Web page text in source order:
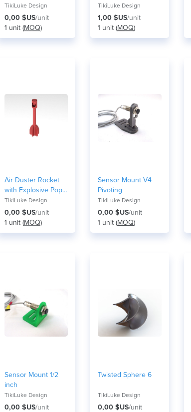
TikiLuke Design
0,00 $US/unit
1 unit (MOQ)
TikiLuke Design
1,00 $US/unit
1 unit (MOQ)
Air Duster Rocket
with Explosive Pop It
Tip
TikiLuke Design
0,00 $US/unit
1 unit (MOQ)
Sensor Mount V4
Pivoting
TikiLuke Design
0,00 $US/unit
1 unit (MOQ)
Sensor Mount 1/2
inch
TikiLuke Design
0,00 $US/unit
Twisted Sphere 6
TikiLuke Design
0,00 $US/unit